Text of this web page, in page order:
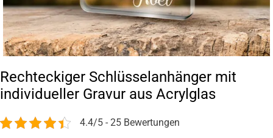
Rechteckiger Schlüsselanhänger mit
individueller Gravur aus Acrylglas
4.4/5 - 25 Bewertungen